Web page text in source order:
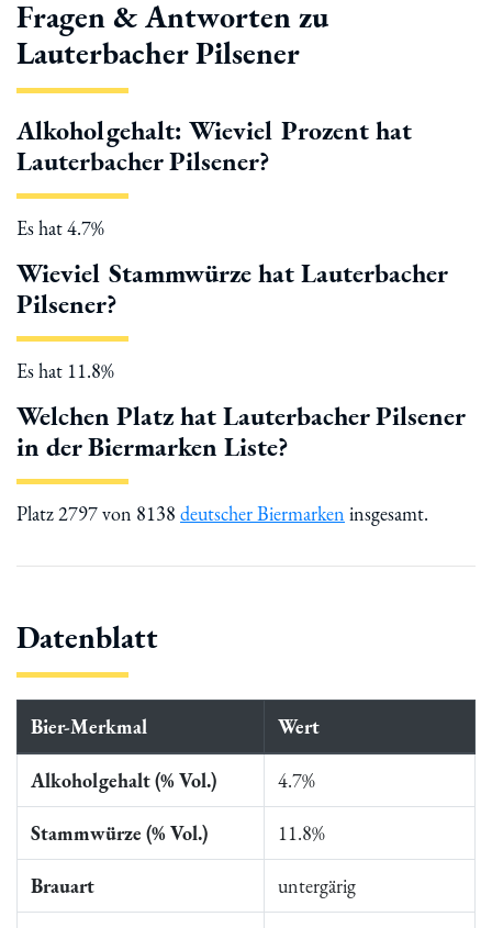
Fragen & Antworten zu
Lauterbacher Pilsener
Alkoholgehalt: Wieviel Prozent hat
Lauterbacher Pilsener?
Es hat 4.7%
Wieviel Stammwürze hat Lauterbacher
Pilsener?
Es hat 11.8%
Welchen Platz hat Lauterbacher Pilsener
in der Biermarken Liste?
Platz 2797 von 8138 deutscher Biermarken insgesamt.
Datenblatt
Bier-Merkmal Wert
Alkoholgehalt (% Vol.) 4.7%
Stammwürze (% Vol.) 11.8%
Brauart untergärig